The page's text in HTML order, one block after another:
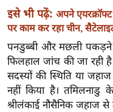
सा
हि
ज
ग
त
ऑ
इसे भी पढ़ें: अपने एयरक्रॉफ्ट
पर काम कर रहा चीन,
पनडुब्बी और मछली
फिलहाल जांच की जा रही
सदस्यों की स्थिति या
नहीं किया है।
श्रीलंकाई नौसैनिक जहाज